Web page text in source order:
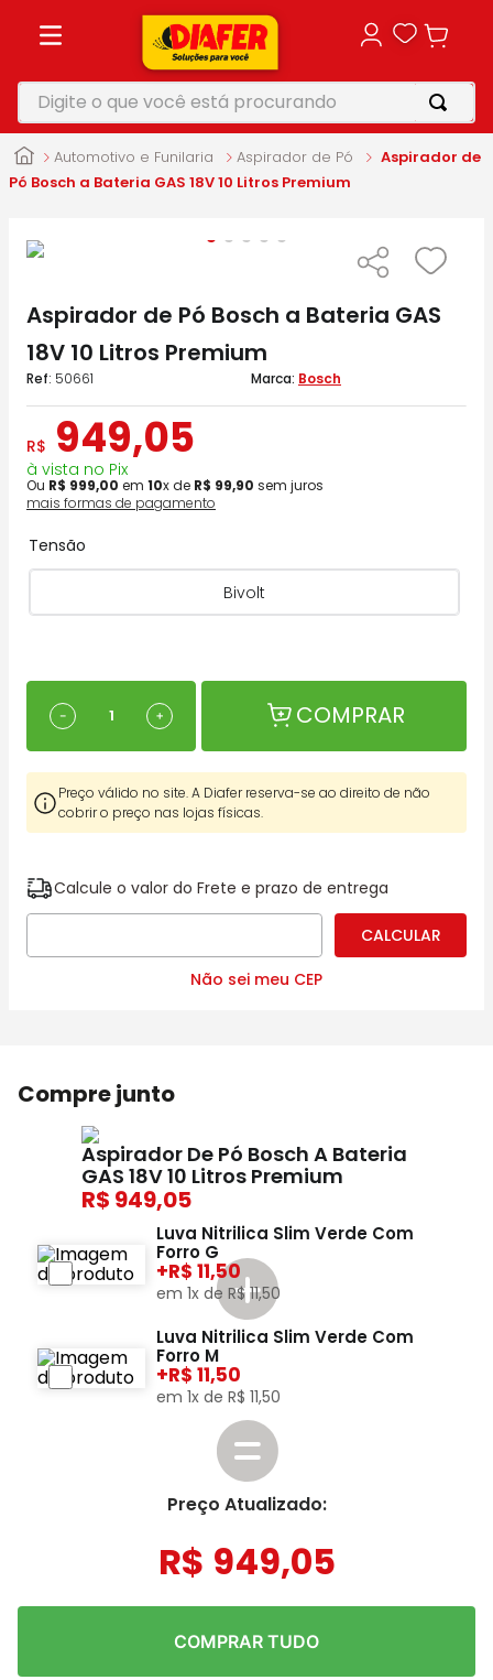
Digite o que você está procurando
Automotivo e Funilaria Aspirador de Pó
Aspirador de
Pó Bosch a Bateria GAS 18V 10 Litros Premium
Aspirador de Pó Bosch a Bateria GAS
18V 10 Litros Premium
: 50661 Bosch
R$ 949,05
à vista no Pix
Ou R$ 999,00 em 10x de R$ 99,90 sem juros
mais formas de pagamento
Tensão
Bivolt
＋
－ COMPRAR
Preço válido no site. A Diafer reserva-se ao direito de não
cobrir o preço nas lojas físicas.
Calcule o valor do Frete e prazo de entrega
Não sei meu CEP
Compre junto
Aspirador De Pó Bosch A Bateria
GAS 18V 10 Litros Premium
949,05
Luva Nitrilica Slim Verde Com
Forro G
+ 11,50
em 1x de R$ 11,50
Luva Nitrilica Slim Verde Com
Forro M
+ 11,50
em 1x de R$ 11,50
Preço Atualizado:
R$ 949,05
COMPRAR TUDO
1º
motosserra
parafusadeira